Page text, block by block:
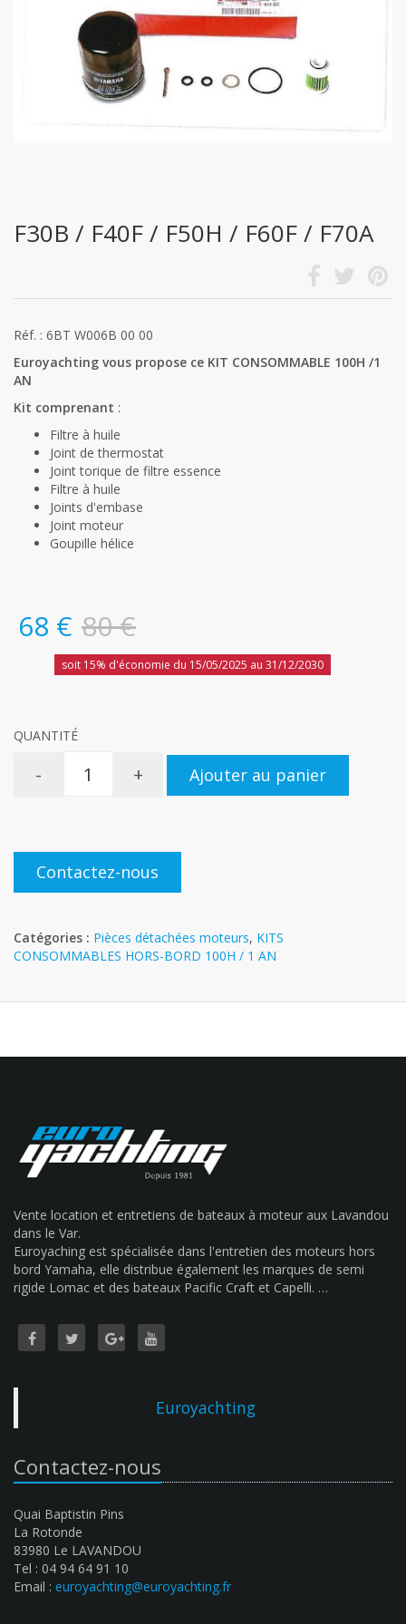
F30B / F40F / F50H / F60F / F70A
Réf. : 6BT W006B 00 00
Euroyachting vous propose ce KIT CONSOMMABLE 100H /1
AN
Kit comprenant :
Filtre à huile
Joint de thermostat
Joint torique de filtre essence
Filtre à huile
Joints d'embase
Joint moteur
Goupille hélice
68 € 80 €
soit 15% d'économie du 15/05/2025 au 31/12/2030
QUANTITÉ
- + Ajouter au panier
Contactez-nous
Catégories : Pièces détachées moteurs, KITS
CONSOMMABLES HORS-BORD 100H / 1 AN
Vente location et entretiens de bateaux à moteur aux Lavandou
dans le Var.
Euroyaching est spécialisée dans l'entretien des moteurs hors
bord Yamaha, elle distribue également les marques de semi
rigide Lomac et des bateaux Pacific Craft et Capelli. …
Euroyachting
Contactez-nous
Quai Baptistin Pins
La Rotonde
83980 Le LAVANDOU
Tel : 04 94 64 91 10
Email : euroyachting@euroyachting.fr